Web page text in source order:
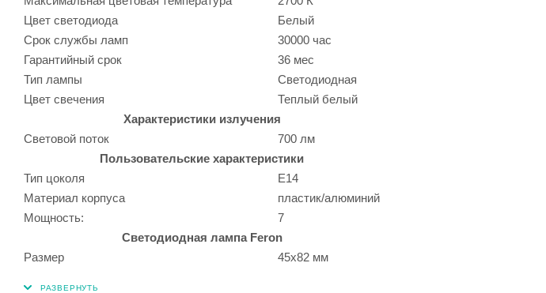
Цвет светодиода
Белый
Срок службы ламп
30000 час
Гарантийный срок
36 мес
Тип лампы
Светодиодная
Цвет свечения
Теплый белый
Характеристики излучения
Световой поток
700 лм
Пользовательские характеристики
Тип цоколя
E14
Материал корпуса
пластик/алюминий
Мощность:
7
Светодиодная лампа Feron
Размер
45х82 мм